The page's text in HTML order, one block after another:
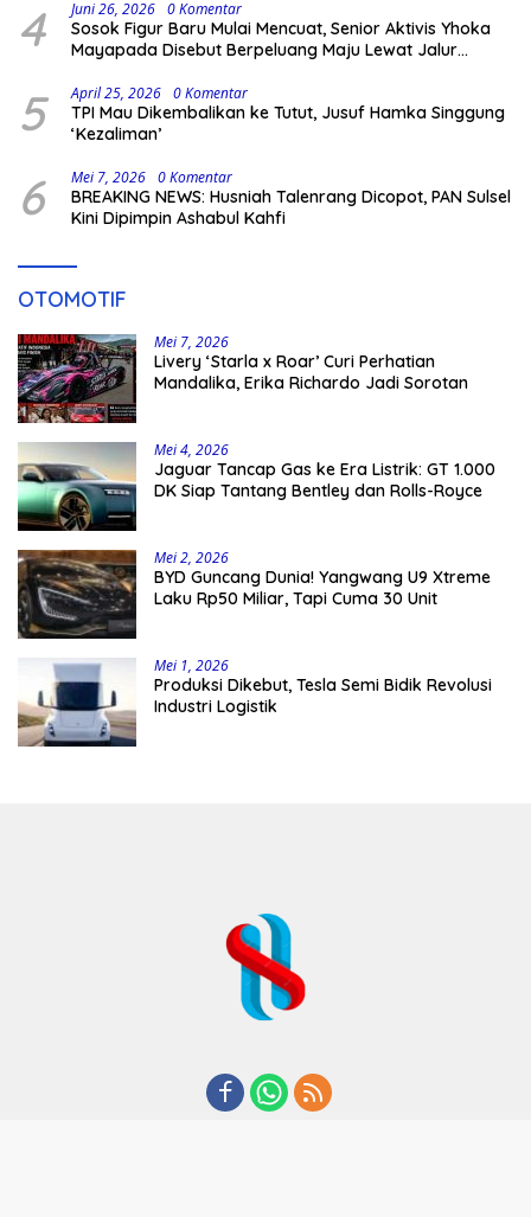
4 Juni 26, 2026 0 Komentar
Sosok Figur Baru Mulai Mencuat, Senior Aktivis Yhoka
Mayapada Disebut Berpeluang Maju Lewat Jalur
5 April 25, 2026 0 Komentar
TPI Mau Dikembalikan ke Tutut, Jusuf Hamka Singgung
‘Kezaliman’
6 Mei 7, 2026 0 Komentar
BREAKING NEWS: Husniah Talenrang Dicopot, PAN Sulsel
Kini Dipimpin Ashabul Kahfi
OTOMOTIF
Mei 7, 2026
Livery ‘Starla x Roar’ Curi Perhatian
Mandalika, Erika Richardo Jadi Sorotan
Mei 4, 2026
Jaguar Tancap Gas ke Era Listrik: GT 1.000
DK Siap Tantang Bentley dan Rolls-Royce
Mei 2, 2026
BYD Guncang Dunia! Yangwang U9 Xtreme
Laku Rp50 Miliar, Tapi Cuma 30 Unit
Mei 1, 2026
Produksi Dikebut, Tesla Semi Bidik Revolusi
Industri Logistik